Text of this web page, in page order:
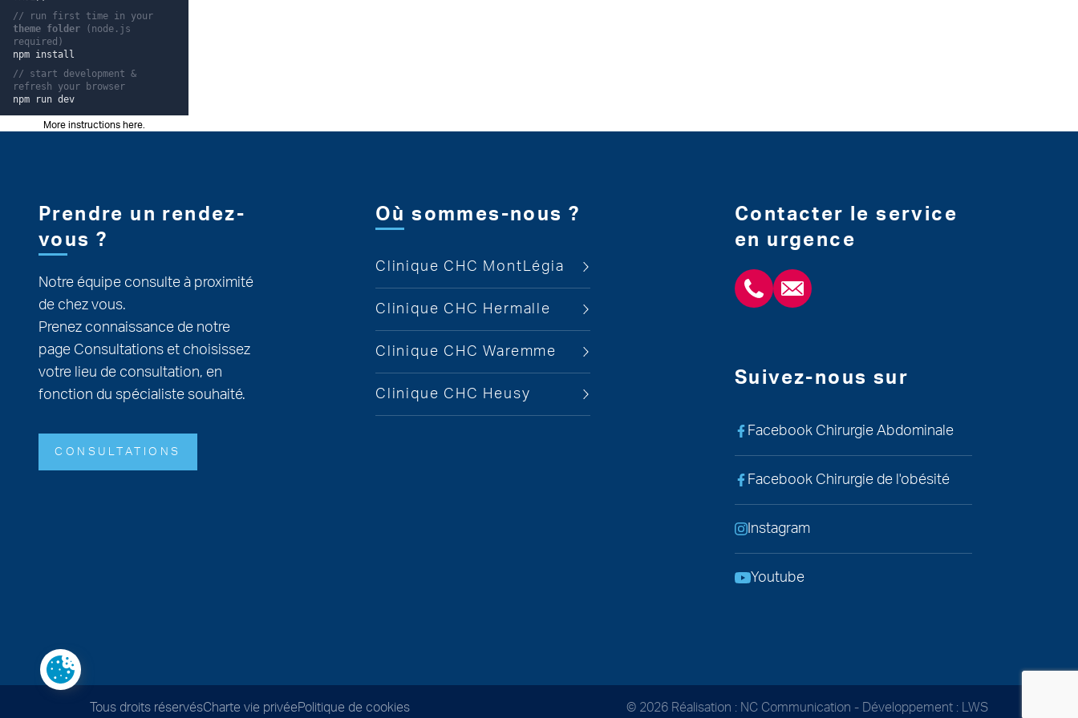
// run first time in your
theme folder (node.js
required)
npm install
// start development &
refresh your browser
npm run dev
More instructions here
Prendre un rendez-
vous ?
Notre équipe consulte à proximité
de chez vous.
Prenez connaissance de notre
page Consultations et choisissez
votre lieu de consultation, en
fonction du spécialiste souhaité.
CONSULTATIONS
Contacter le service
en urgence
+3243554120chirabdomle@chc.be
Suivez-nous sur
Facebook Chirurgie Abdominale
Facebook Chirurgie de l'obésité
Instagram
Youtube
Où sommes-nous ?
Clinique CHC MontLégia
Clinique CHC Hermalle
Clinique CHC Waremme
Clinique CHC Heusy
Tous droits réservésCharte vie privéePolitique de cookies © 2026 Réalisation : NC Communication - Développement : LWS